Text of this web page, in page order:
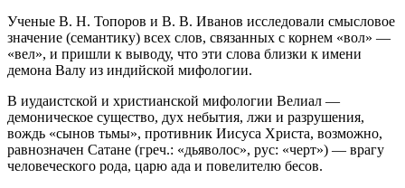
Ученые В. Н. Топоров и В. В. Иванов исследовали смысловое
значение (семантику) всех слов, связанных с корнем «вол» —
«вел», и пришли к выводу, что эти слова близки к имени
демона Валу из индийской мифологии.
В иудаистской и христианской мифологии Велиал —
демоническое существо, дух небытия, лжи и разрушения,
вождь «сынов тьмы», противник Иисуса Христа, возможно,
равнозначен Сатане (греч.: «дьяволос», рус: «черт») — врагу
человеческого рода, царю ада и повелителю бесов.